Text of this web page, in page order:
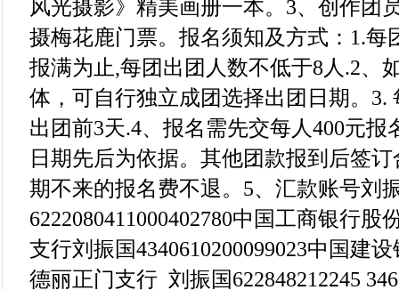
风光摄影》精美画册一本。3、创作团
摄梅花鹿门票。报名须知及方式：1.每
报满为止,每团出团人数不低于8人.2、
体，可自行独立成团选择出团日期。3.
出团前3天.4、报名需先交每人400元报
日期先后为依据。其他团款报到后签
期不来的报名费不退。5、汇款账号刘
6222080411000402780中国工商银行
支行刘振国4340610200099023中国建
德丽正门支行 刘振国622848212245